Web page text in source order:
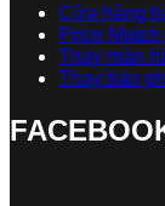
Cửa hàng
Price
Thay màn
Thay bàn